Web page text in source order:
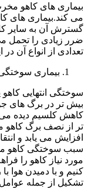
بیماری های کاهو
می کند.بیماری های
گسترش آن به سایر
ضرر زیادی را تحمل
تعدادی از انواع آن
بیماری سوختگی
سوختگی انتهایی
بیش تر در برگ های
کاهش کلسیم دیده
تر از نصف برگ کاهو
افزایش می یابد و
سبب سوختگی کاهو می
مورد نیاز کاهو را
کنیم و با دمیدن
تشکیل از جمله